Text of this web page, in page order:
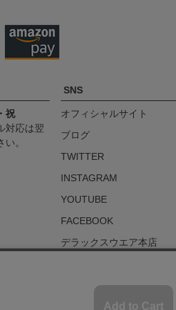
祝
対応は翌
。
SNS
オフィシャルサイト
ブログ
TWITTER
INSTAGRAM
YOUTUBE
FACEBOOK
デラックスウエア本店